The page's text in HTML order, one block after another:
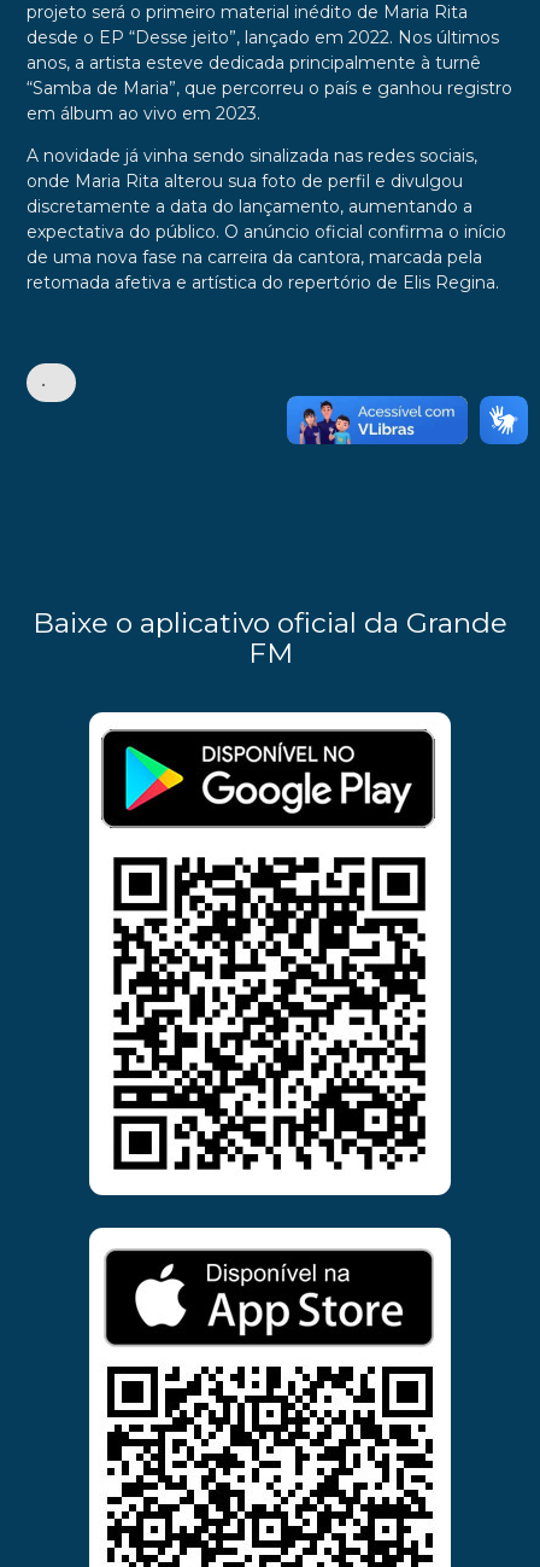
projeto será o primeiro material inédito de Maria Rita
desde o EP “Desse jeito”, lançado em 2022. Nos últimos
anos, a artista esteve dedicada principalmente à turnê
“Samba de Maria”, que percorreu o país e ganhou registro
em álbum ao vivo em 2023.
A novidade já vinha sendo sinalizada nas redes sociais,
onde Maria Rita alterou sua foto de perfil e divulgou
discretamente a data do lançamento, aumentando a
expectativa do público. O anúncio oficial confirma o início
de uma nova fase na carreira da cantora, marcada pela
retomada afetiva e artística do repertório de Elis Regina.
•
Baixe o aplicativo oficial da Grande
FM